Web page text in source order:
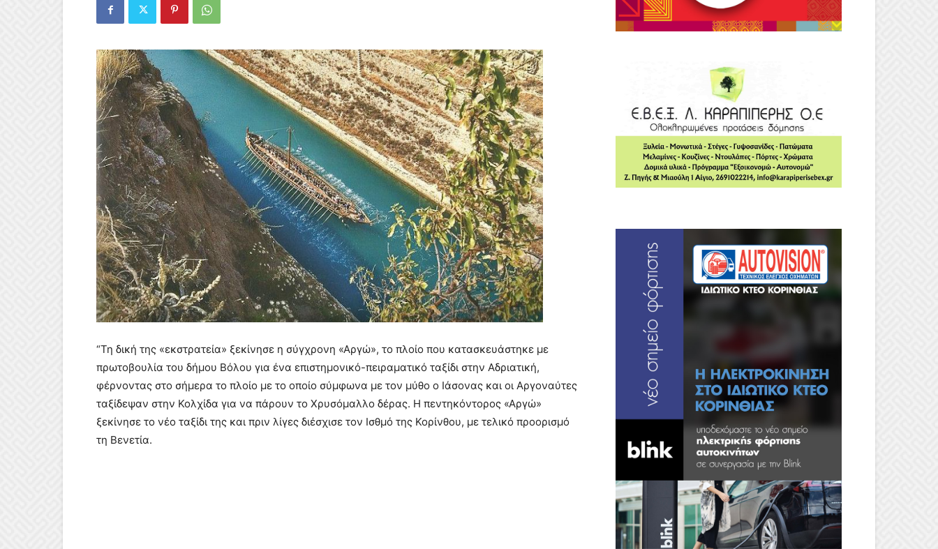
“Τη δική της «εκστρατεία» ξεκίνησε η σύγχρονη «Αργώ», το πλοίο που κατασκευάστηκε με
πρωτοβουλία του δήμου Βόλου για ένα επιστημονικό-πειραματικό ταξίδι στην Αδριατική,
φέρνοντας στο σήμερα το πλοίο με το οποίο σύμφωνα με τον μύθο ο Ιάσονας και οι Αργοναύτες
ταξίδεψαν στην Κολχίδα για να πάρουν το Χρυσόμαλλο δέρας. Η πεντηκόντορος «Αργώ»
ξεκίνησε το νέο ταξίδι της και πριν λίγες διέσχισε τον Ισθμό της Κορίνθου, με τελικό προορισμό
τη Βενετία.